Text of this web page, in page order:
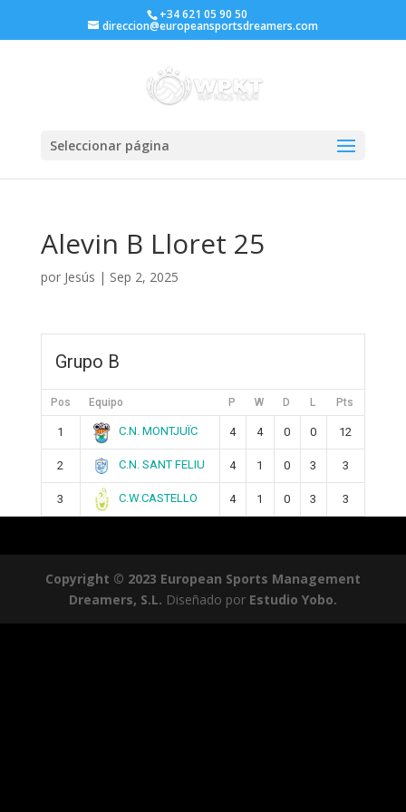
+34 621 05 90 50
direccion@europeansportsdreamers.com
Seleccionar página
Alevin B Lloret 25
por Jesús | Sep 2, 2025
Grupo B
Pos Equipo P W D L Pts
1 C.N. MONTJUÏC 4 4 0 0 12
2 C.N. SANT FELIU 4 1 0 3 3
3 C.W.CASTELLO 4 1 0 3 3
Copyright © 2023 European Sports Management
Dreamers, S.L. Diseñado por Estudio Yobo.